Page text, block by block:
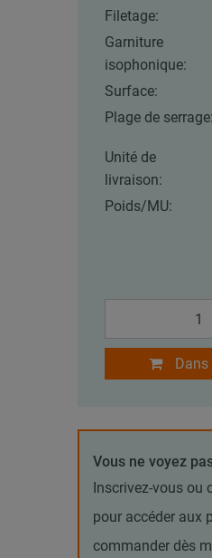
Filetage:
Garniture
isophonique:
Surface:
Plage de serrage:
Unité de
livraison:
Poids/MU:
Dans
Vous ne voyez
Inscrivez-vous ou
pour accéder aux
commander dès